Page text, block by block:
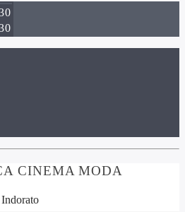
CINEMA MODA